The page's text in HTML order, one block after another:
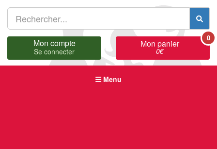
Mon compte
Se connecter
Mon panier
0€
0
Menu